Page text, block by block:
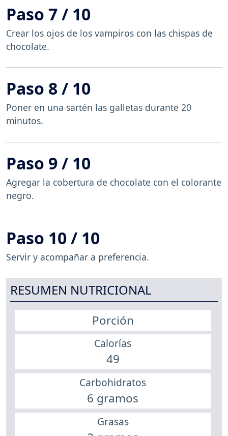
Paso 7 / 10
Crear los ojos de los vampiros con las chispas de
chocolate.
Paso 8 / 10
Poner en una sartén las galletas durante 20
minutos.
Paso 9 / 10
Agregar la cobertura de chocolate con el colorante
negro.
Paso 10 / 10
Servir y acompañar a preferencia.
RESUMEN NUTRICIONAL
Porción
Calorías
49
Carbohidratos
6 gramos
Grasas